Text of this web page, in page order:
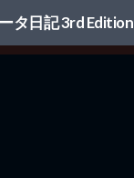
プタ日記 3rd Edition